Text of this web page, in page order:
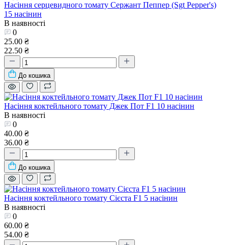
Насіння серцевидного томату Сержант Пеппер (Sgt Pepper's)
15 насінин
В наявності
0
25.00 ₴
22.50 ₴
До кошика
Насіння коктейльного томату Джек Пот F1 10 насінин
В наявності
0
40.00 ₴
36.00 ₴
До кошика
Насіння коктейльного томату Сієста F1 5 насінин
В наявності
0
60.00 ₴
54.00 ₴